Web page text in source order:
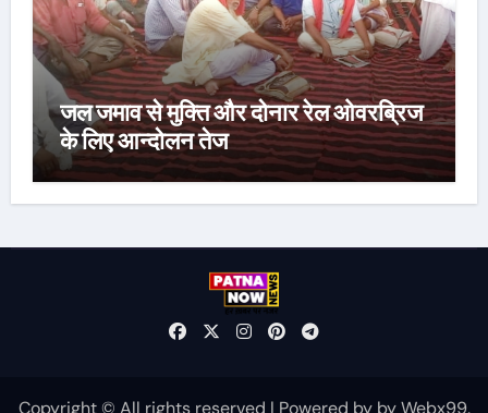
जल जमाव से मुक्ति और दोनार रेल ओवरब्रिज
के लिए आन्दोलन तेज